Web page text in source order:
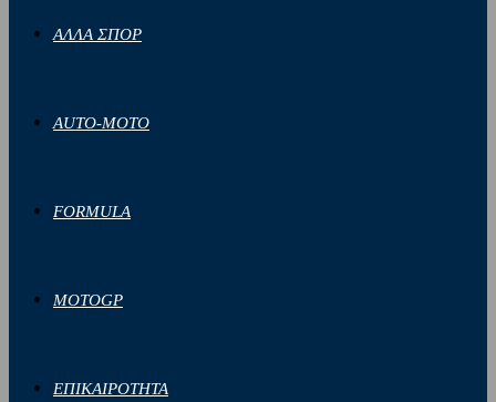
ΑΛΛΑ ΣΠΟΡ
AUTO-MOTO
FORMULA
MOTOGP
ΕΠΙΚΑΙΡΟΤΗΤΑ